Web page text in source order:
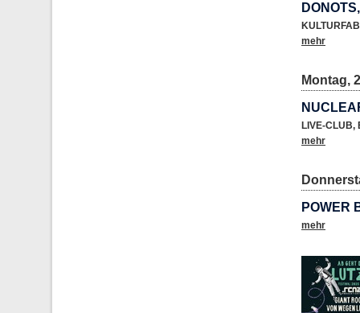
mehr
Montag,
LIVE-CLUB,
mehr
POWER
mehr